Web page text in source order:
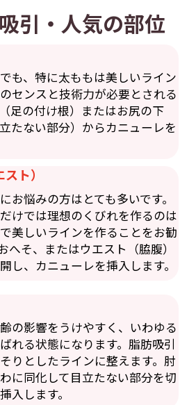
引・人気の部位
も、特に太ももは美しいライン
センスと技術力が必要とされる
足の付け根）またはお尻の下
たない部分）からカニューレを
ト）
お悩みの方はとても多いです。
けでは理想のくびれを作るのは
美しいラインを作ることをお勧
へそ、またはウエスト（脇腹）
し、カニューレを挿入します。
の影響をうけやすく、いわゆる
れる状態になります。脂肪吸引
りとしたラインに整えます。肘
に同化して目立たない部分を切
入します。